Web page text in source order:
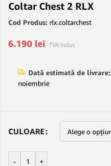
Coltar Chest 2 RLX
Cod Produs: rlx.coltarchest
6.190 lei TVA Inclus
Dată estimată de livrare:
noiembrie
CULOARE
- +